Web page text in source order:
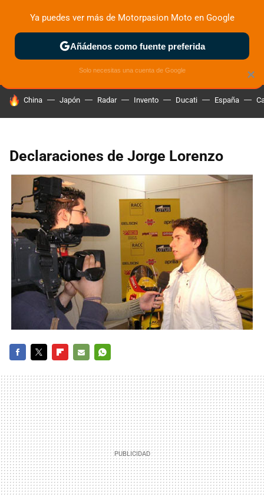
ZONA DE PRUEBAS DEPORTIVAS MOTOS ELÉCTRICAS
HOY SE HABLA DE
China Japón Radar Invento Ducati España
Declaraciones de Jorge Lorenzo
MAIL
×
Ya puedes ver más de Motorpasion Moto en Google
Añádenos como fuente preferida
Solo necesitas una cuenta de Google